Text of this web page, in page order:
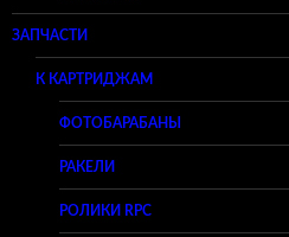
ЗАПЧАСТИ
К КАРТРИДЖАМ
ФОТОБАРАБАНЫ
РАКЕЛИ
РОЛИКИ RPC